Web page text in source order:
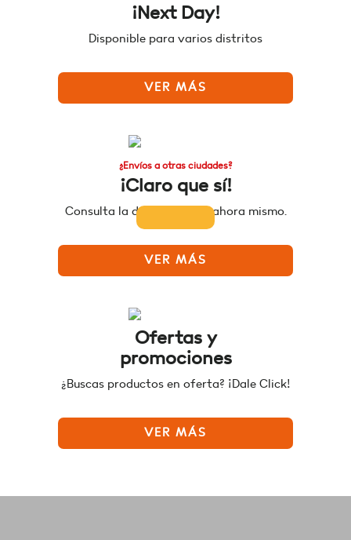
¡Next Day!
Disponible para varios distritos
VER MÁS
¿Envíos a otras ciudades?
¡Claro que sí!
Consulta la disponibilidad ahora mismo.
VER MÁS
Ofertas y
promociones
¿Buscas productos en oferta? ¡Dale Click!
VER MÁS